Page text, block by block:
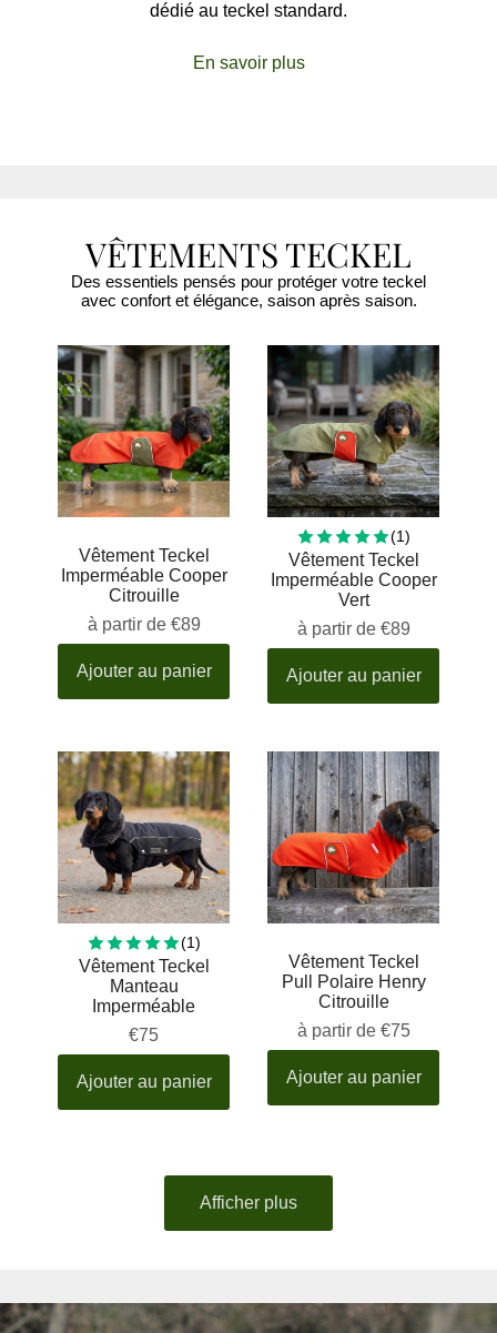
dédié au teckel standard.
En savoir plus
Des essentiels pensés pour protéger votre teckel
avec confort et élégance, saison après saison.
VÊTEMENTS TECKEL
Vêtement Teckel
Imperméable Cooper
Citrouille
à partir de €89
Ajouter au panier
(1)
Vêtement Teckel
Imperméable Cooper
Vert
à partir de €89
Ajouter au panier
(1)
Vêtement Teckel
Manteau
Imperméable
€75
Ajouter au panier
Vêtement Teckel
Pull Polaire Henry
Citrouille
à partir de €75
Ajouter au panier
Afficher plus